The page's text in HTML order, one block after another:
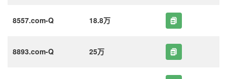
8557.com-Q 18.8万
8893.com-Q 25万